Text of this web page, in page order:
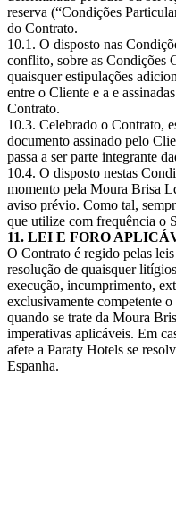
reserva (“Condições
do Contrato.
10.1. O disposto nas
conflito, sobre as Condições
quaisquer estipulações
entre o Cliente e a e
Contrato.
10.3. Celebrado o Contrato,
documento assinado pelo
passa a ser parte integrante
10.4. O disposto nestas
momento pela Moura Brisa
aviso prévio. Como tal,
que utilize com frequência o
11. LEI E FORO
O Contrato é regido pelas
resolução de quaisquer
execução, incumprimento,
exclusivamente competente
quando se trate da Moura
imperativas aplicáveis. Em
afete a Paraty Hotels se
Espanha.